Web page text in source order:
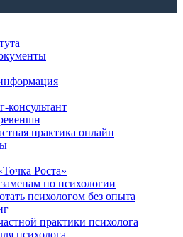
практика онлайн
Роста»
по психологии
психологом без опыта
практики психолога
психолога